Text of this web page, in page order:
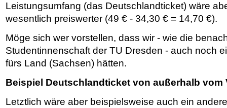
Leistungsumfang (das Deutschlandticket) wäre
wesentlich preiswerter (49 € - 34,30 € = 14,70 €).
Möge sich wer vorstellen, dass wir - wie die
Studentinnenschaft der TU Dresden - auch noch
fürs Land (Sachsen) hätten.
Beispiel Deutschlandticket von außerhalb vom
Letztlich wäre aber beispielsweise auch ein